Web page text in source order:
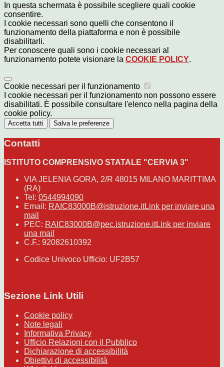
In questa schermata è possibile scegliere quali cookie
consentire.
I cookie necessari sono quelli che consentono il
funzionamento della piattaforma e non è possibile
disabilitarli.
Per conoscere quali sono i cookie necessari al
funzionamento potete visionare la COOKIE POLICY.
Cookie necessari per il funzionamento
I cookie necessari per il funzionamento non possono essere
disabilitati. È possibile consultare l'elenco nella pagina della
cookie policy.
Accetta tutti Salva le preferenze
Contatti
ISTITUTO COMPRENSIVO STATALE "CERVIA 3"
VIA JELENIA GORA, 2/R 48015 MILANO MARITTIMA
(RA)
Tel: 0544994090
Email: RAIC83000B@istruzione.itLink per inviare una
mail
PEC: RAIC83000B@pec.istruzione.itLink per inviare
una mail
C.F.: 92082610392
Codice Univoco Ufficio: UF2B57
Sezione Link Utili
Cookie policy
Note legali
Informativa Privacy
Ufficio Relazioni con il Pubblico
Dichiarazione di accessibilità
Obiettivi di accessibilità